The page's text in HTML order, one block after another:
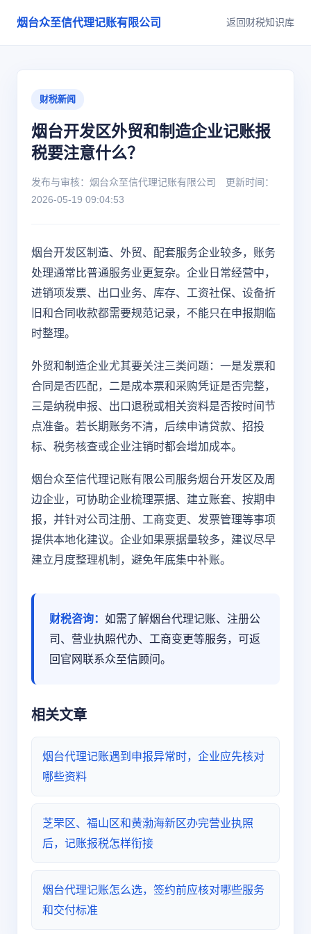
烟台众至信代理记账有限公司 返回财税知识库
财税新闻
烟台开发区外贸和制造企业记账报
税要注意什么？
发布与审核：烟台众至信代理记账有限公司 更新时间：
2026-05-19 09:04:53
烟台开发区制造、外贸、配套服务企业较多，账务
处理通常比普通服务业更复杂。企业日常经营中，
进销项发票、出口业务、库存、工资社保、设备折
旧和合同收款都需要规范记录，不能只在申报期临
时整理。
外贸和制造企业尤其要关注三类问题：一是发票和
合同是否匹配，二是成本票和采购凭证是否完整，
三是纳税申报、出口退税或相关资料是否按时间节
点准备。若长期账务不清，后续申请贷款、招投
标、税务核查或企业注销时都会增加成本。
烟台众至信代理记账有限公司服务烟台开发区及周
边企业，可协助企业梳理票据、建立账套、按期申
报，并针对公司注册、工商变更、发票管理等事项
提供本地化建议。企业如果票据量较多，建议尽早
建立月度整理机制，避免年底集中补账。
财税咨询： 如需了解烟台代理记账、注册公
司、营业执照代办、工商变更等服务，可返
回官网联系众至信顾问。
相关文章
烟台代理记账遇到申报异常时，企业应先核对
哪些资料
芝罘区、福山区和黄渤海新区办完营业执照
后，记账报税怎样衔接
烟台代理记账怎么选，签约前应核对哪些服务
和交付标准